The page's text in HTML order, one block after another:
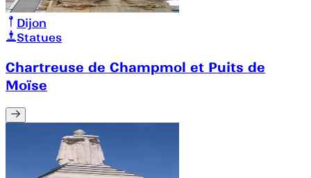
Dijon
Statues
Chartreuse de Champmol et Puits de
Moïse